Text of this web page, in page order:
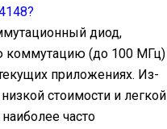
диод,
коммутацию (до 100 МГц)
приложениях. Из-
стоимости и легкой
часто